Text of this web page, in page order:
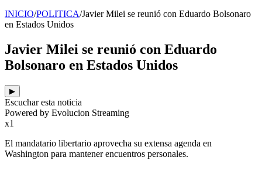
INICIO/POLITICA/Javier Milei se reunió con Eduardo Bolsonaro
en Estados Unidos
Javier Milei se reunió con Eduardo
Bolsonaro en Estados Unidos
▶
Escuchar esta noticia
Powered by Evolucion Streaming
x1
El mandatario libertario aprovecha su extensa agenda en
Washington para mantener encuentros personales.